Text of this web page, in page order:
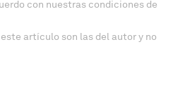
con nuestras condiciones de
artículo son las del autor y no